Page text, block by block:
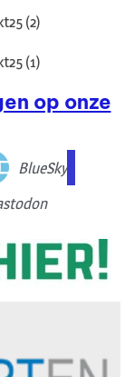
op onze
BlueSky